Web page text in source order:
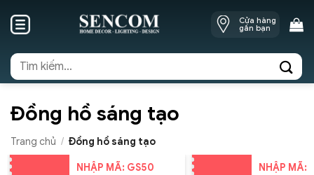
Cửa hàng
gần bạn
Tìm
kiếm:
Đồng hồ sáng tạo
Trang chủ / Đồng hồ sáng tạo
NHẬP MÃ: GS50 NHẬP MÃ: